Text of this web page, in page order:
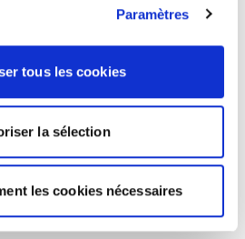
Paramètres
tous les cookies
la sélection
les cookies nécessaires